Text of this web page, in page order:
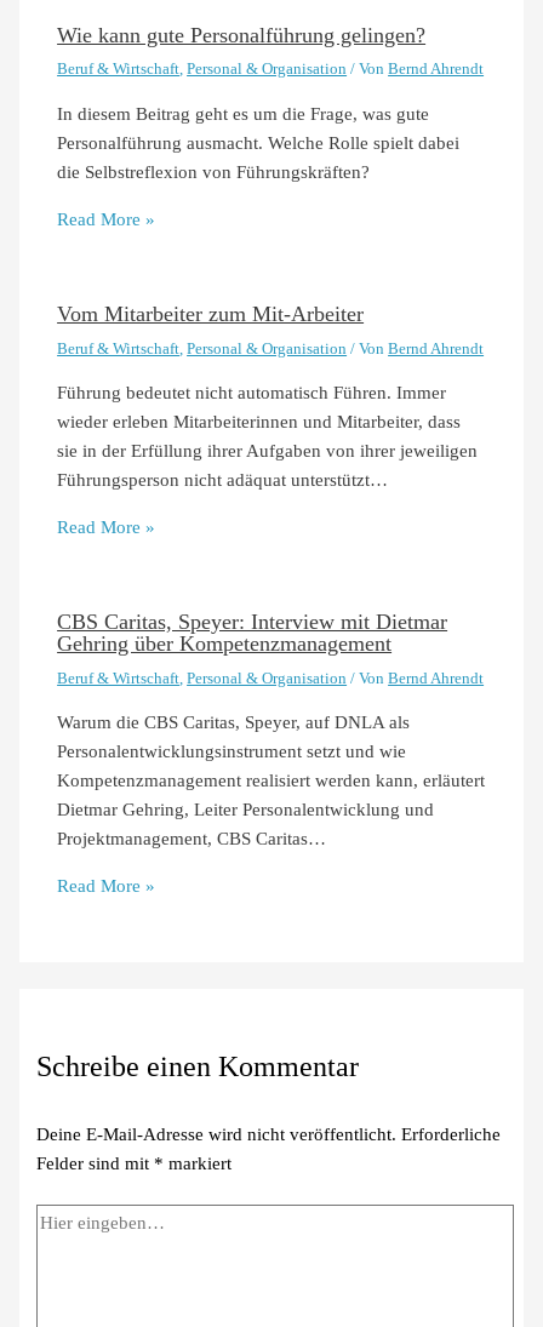
Wie kann gute Personalführung gelingen?
Beruf & Wirtschaft,Personal & Organisation / VonBernd Ahrendt
In diesem Beitrag geht es um die Frage, was gute
Personalführung ausmacht. Welche Rolle spielt dabei
die Selbstreflexion von Führungskräften?
Read More »
Vom Mitarbeiter zum Mit-Arbeiter
Beruf & Wirtschaft ,Personal & Organisation / VonBernd Ahrendt
Führung bedeutet nicht automatisch Führen. Immer
wieder erleben Mitarbeiterinnen und Mitarbeiter, dass
sie in der Erfüllung ihrer Aufgaben von ihrer jeweiligen
Führungsperson nicht adäquat unterstützt…
Read More »
CBS Caritas, Speyer: Interview mit Dietmar
Gehring über Kompetenzmanagement
Beruf & Wirtschaft ,Personal & Organisation / VonBernd Ahrendt
Warum die CBS Caritas, Speyer, auf DNLA als
Personalentwicklungsinstrument setzt und wie
Kompetenzmanagement realisiert werden kann, erläutert
Dietmar Gehring, Leiter Personalentwicklung und
Projektmanagement, CBS Caritas…
Read More »
Schreibe einen Kommentar
Deine E-Mail-Adresse wird nicht veröffentlicht. Erforderliche
Felder sind mit * markiert
Hier